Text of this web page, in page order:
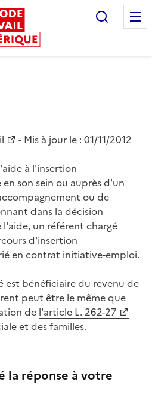
- Mis à jour le : 01/11/2012
à l'insertion
son sein ou auprès d'un
ou de
dans la décision
un référent chargé
d'insertion
en contrat initiative-emploi.
est bénéficiaire du revenu de
peut être le même que
de l'article L. 262-27
et des familles.
la réponse à votre